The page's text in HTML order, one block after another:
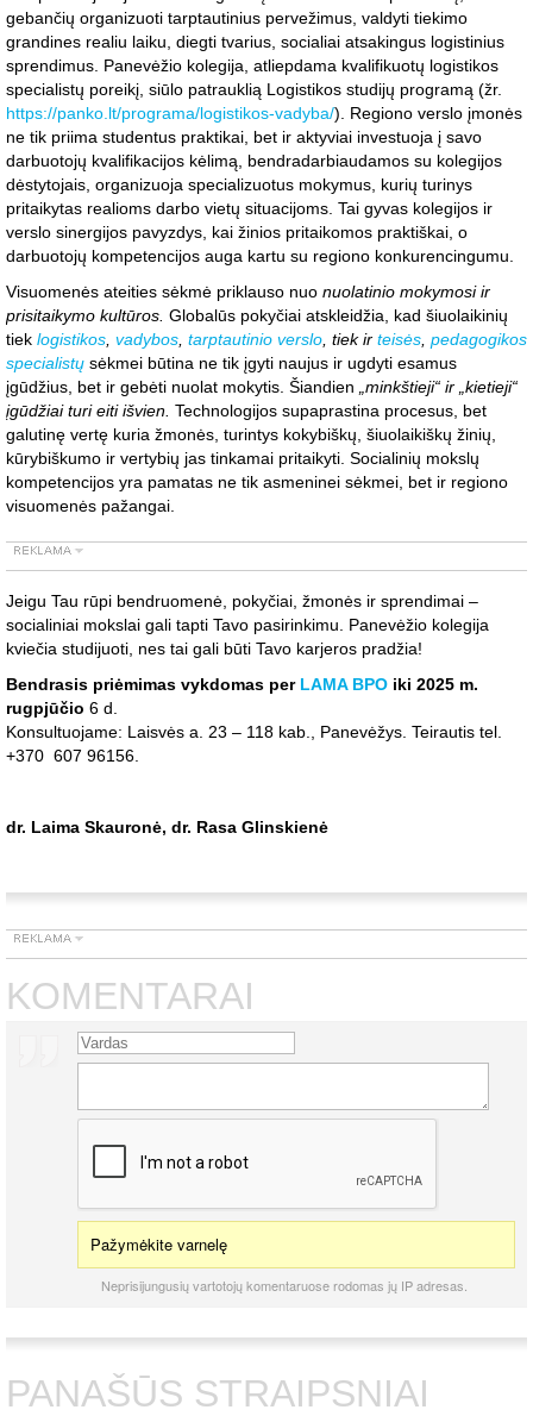
gebančių organizuoti tarptautinius pervežimus, valdyti tiekimo
grandines realiu laiku, diegti tvarius, socialiai atsakingus logistinius
sprendimus. Panevėžio kolegija, atliepdama kvalifikuotų logistikos
specialistų poreikį, siūlo patrauklią Logistikos studijų programą (žr.
https://panko.lt/programa/logistikos-vadyba/). Regiono verslo įmonės
ne tik priima studentus praktikai, bet ir aktyviai investuoja į savo
darbuotojų kvalifikacijos kėlimą, bendradarbiaudamos su kolegijos
dėstytojais, organizuoja specializuotus mokymus, kurių turinys
pritaikytas realioms darbo vietų situacijoms. Tai gyvas kolegijos ir
verslo sinergijos pavyzdys, kai žinios pritaikomos praktiškai, o
darbuotojų kompetencijos auga kartu su regiono konkurencingumu.
Visuomenės ateities sėkmė priklauso nuo nuolatinio mokymosi ir
prisitaikymo kultūros. Globalūs pokyčiai atskleidžia, kad šiuolaikinių
tiek logistikos, vadybos, tarptautinio verslo, tiek ir teisės, pedagogikos
specialistų sėkmei būtina ne tik įgyti naujus ir ugdyti esamus
įgūdžius, bet ir gebėti nuolat mokytis. Šiandien „minkštieji“ ir „kietieji“
įgūdžiai turi eiti išvien. Technologijos supaprastina procesus, bet
galutinę vertę kuria žmonės, turintys kokybiškų, šiuolaikiškų žinių,
kūrybiškumo ir vertybių jas tinkamai pritaikyti. Socialinių mokslų
kompetencijos yra pamatas ne tik asmeninei sėkmei, bet ir regiono
visuomenės pažangai.
Jeigu Tau rūpi bendruomenė, pokyčiai, žmonės ir sprendimai –
socialiniai mokslai gali tapti Tavo pasirinkimu. Panevėžio kolegija
kviečia studijuoti, nes tai gali būti Tavo karjeros pradžia!
Bendrasis priėmimas vykdomas per LAMA BPO iki 2025 m.
rugpjūčio 6 d.
Konsultuojame: Laisvės a. 23 – 118 kab., Panevėžys. Teirautis tel.
+370 607 96156.
dr. Laima Skauronė, dr. Rasa Glinskienė
KOMENTARAI
Pažymėkite varnelę
Neprisijungusių vartotojų komentaruose rodomas jų IP adresas.
PANAŠŪS STRAIPSNIAI